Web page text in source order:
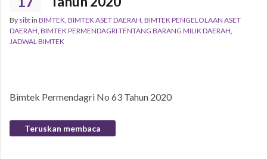
By sibtin BIMTEK, BIMTEK ASET DAERAH, BIMTEK PENGELOLAAN ASET
DAERAH, BIMTEK PERMENDAGRI TENTANG BARANG MILIK DAERAH,
JADWAL BIMTEK
Bimtek Permendagri No 63 Tahun 2020
Teruskan membaca